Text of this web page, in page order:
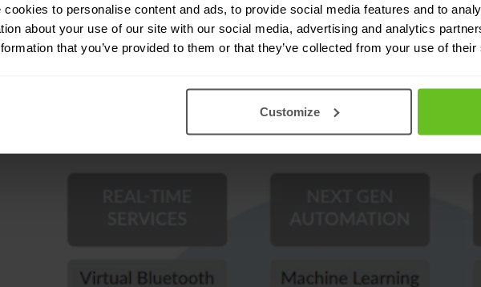
cookies to personalise content and ads, to provide social media features and to
about your use of our site with our social media, advertising and analytics
that you’ve provided to them or that they’ve collected from your use of
Customize
adoptie, aangedreven door A.I.